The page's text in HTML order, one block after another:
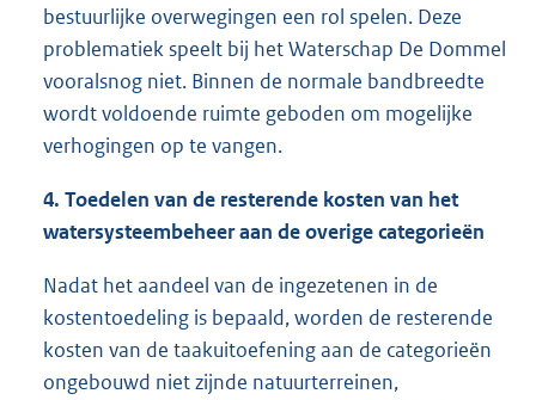
bestuurlijke overwegingen een rol spelen. Deze
problematiek speelt bij het Waterschap De Dommel
vooralsnog niet. Binnen de normale bandbreedte
wordt voldoende ruimte geboden om mogelijke
verhogingen op te vangen.
4. Toedelen van de resterende kosten van het
watersysteembeheer aan de overige categorieën
Nadat het aandeel van de ingezetenen in de
kostentoedeling is bepaald, worden de resterende
kosten van de taakuitoefening aan de categorieën
ongebouwd niet zijnde natuurterreinen,